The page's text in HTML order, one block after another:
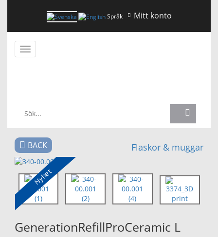
Språk Mitt konto
Växla
navigering
BACK Flaskor & muggar
Nyhet
GenerationRefillProCeramic L